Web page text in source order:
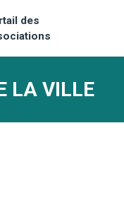
des
LA VILLE